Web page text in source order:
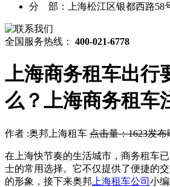
分 部：上海松江区银都西路58
全国服务热线： 400-021-6778
上海商务租车出行
么？上海商务租车
作者 :奥邦上海租车 点击量：1623发布
在上海快节奏的生活城市，商务租车
士的常用选择。它不仅提供了便捷的
的形象，接下来奥邦 上海租车公司 小